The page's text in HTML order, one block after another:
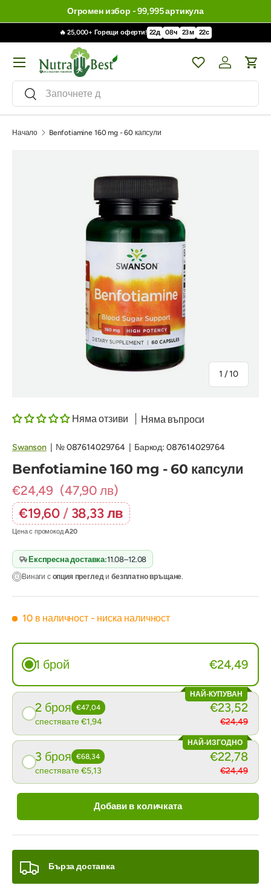
Огромен избор - 99,995 артикула
🔥 25,000+ Горещи оферти! 22д 08ч 23м 21с
Търсене
Търсене
WishlistВлизане /
Меню
Начало Benfotiamine 160 mg - 60 капсули
1 /на
10
Няма отзиви Няма въпроси
Swanson| №087614029764 Баркод: 087614029764
Benfotiamine 160 mg - 60 капсули
€24,49 (47,90 лв)
€19,60 / 38,33 лв
Цена с промокодA20
Експресна доставка:11.08–12.08
Винаги с опция прегледибезплатно връщане.
10 в наличност - ниска наличност
1 брой €24,49
НАЙ-КУПУВАН
2 броя €47,04
спестявате €1,94
€23,52
€24,49
НАЙ-ИЗГОДНО
3 броя €68,34
спестявате €5,13
€22,78
€24,49
Добави в количката
Бърза доставка